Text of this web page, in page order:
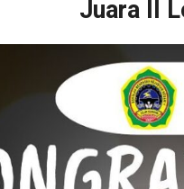
Juara II